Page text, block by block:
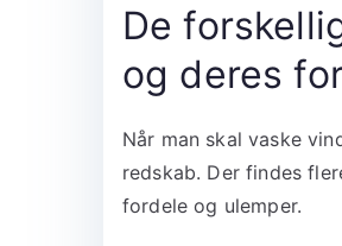
De
og deres
Når man skal vaske
redskab. Der findes
fordele og ulemper.